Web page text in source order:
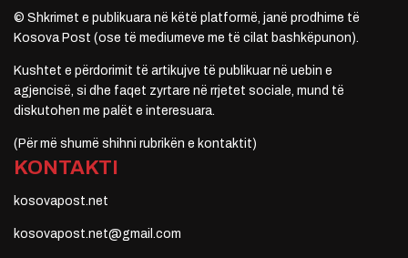
© Shkrimet e publikuara në këtë platformë, janë prodhime të
Kosova Post (ose të mediumeve me të cilat bashkëpunon).
Kushtet e përdorimit të artikujve të publikuar në uebin e
agjencisë, si dhe faqet zyrtare në rrjetet sociale, mund të
diskutohen me palët e interesuara.
(Për më shumë shihni rubrikën e kontaktit)
KONTAKTI
kosovapost.net
kosovapost.net@gmail.com